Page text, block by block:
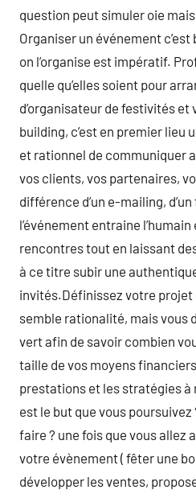
question peut simuler oie
Organiser un événement
on l’organise est impératif.
quelle qu’elles soient pour
d’organisateur de festivités
building, c’est en premier lieu
et rationnel de communiquer
vos clients, vos partenaires,
différence d’un e-mailing,
l’événement entraine
rencontres tout en laissant
à ce titre subir une
invités.Définissez votre projet
semble rationalité, mais vous
vert afin de savoir combien
taille de vos moyens
prestations et les stratégies
est le but que vous
faire ? une fois que vous allez
votre évènement ( fêter une
développer les ventes,